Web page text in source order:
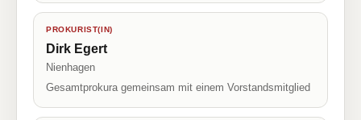
PROKURIST(IN)
Dirk Egert
Nienhagen
Gesamtprokura gemeinsam mit einem Vorstandsmitglied